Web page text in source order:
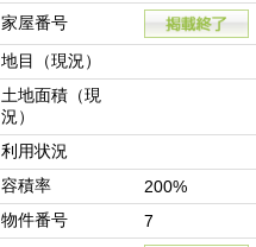
家屋番号
地目（現況）
土地面積（現
況）
利用状況
容積率
200%
物件番号
7